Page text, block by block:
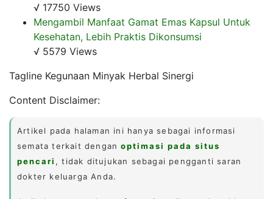
√ 17750 Views
Mengambil Manfaat Gamat Emas Kapsul Untuk
Kesehatan, Lebih Praktis Dikonsumsi
√ 5579 Views
Tagline Kegunaan Minyak Herbal Sinergi
Content Disclaimer:
Artikel pada halaman ini hanya sebagai informasi
semata terkait denganoptimasi pada situs
pencari , tidak ditujukan sebagai pengganti saran
dokter keluarga Anda.